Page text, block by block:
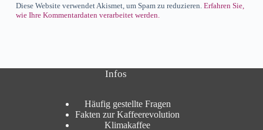
Diese Website verwendet Akismet, um Spam zu reduzieren. Erfahren Sie,
wie Ihre Kommentardaten verarbeitet werden.
Infos
Häufig gestellte Fragen
Fakten zur Kaffeerevolution
Klimakaffee